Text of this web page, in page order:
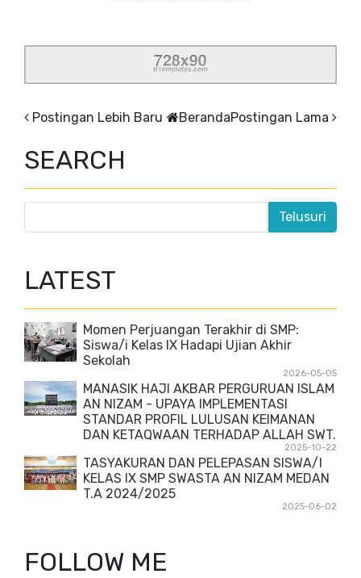
Postingan Lebih Baru Postingan Lama
Beranda
SEARCH
LATEST
Momen Perjuangan Terakhir di SMP:
Siswa/i Kelas IX Hadapi Ujian Akhir
Sekolah
2026-05-05
MANASIK HAJI AKBAR PERGURUAN ISLAM
AN NIZAM - UPAYA IMPLEMENTASI
STANDAR PROFIL LULUSAN KEIMANAN
DAN KETAQWAAN TERHADAP ALLAH SWT.
2025-10-22
TASYAKURAN DAN PELEPASAN SISWA/I
KELAS IX SMP SWASTA AN NIZAM MEDAN
T.A 2024/2025
2025-06-02
FOLLOW ME